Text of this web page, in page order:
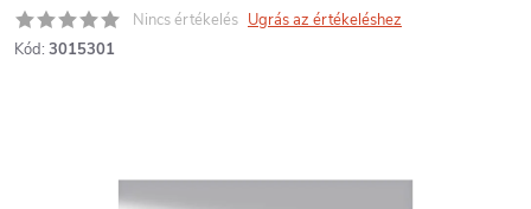
Nincs értékelés Ugrás az értékeléshez
Kód: 3015301